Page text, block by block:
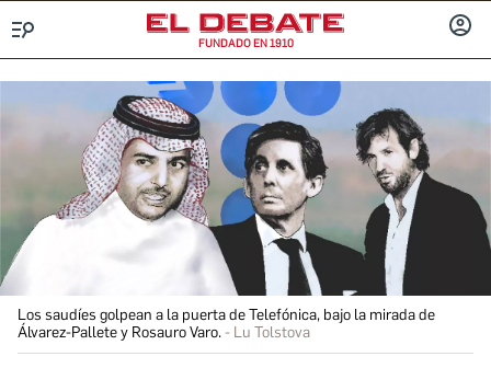
FUNDADO EN 1910
Los saudíes golpean a la puerta de Telefónica, bajo la mirada de
Álvarez-Pallete y Rosauro Varo.
Lu Tolstova